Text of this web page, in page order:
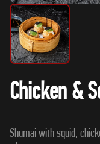
Chicken &
Shumai with squid,